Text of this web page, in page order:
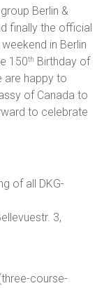
Berlin &
finally the official
in Berlin
150th Birthday of
are happy to
of Canada to
to celebrate
of all DKG-
3,
course-